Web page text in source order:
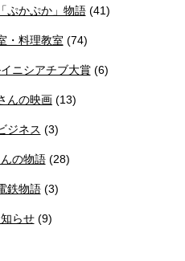
ぷかぷか」物語(41)
・料理教室 (74)
ニシアチブ大賞(6)
んの映画 (13)
ジネス (3)
の物語(28)
鉄物語(3)
らせ(9)